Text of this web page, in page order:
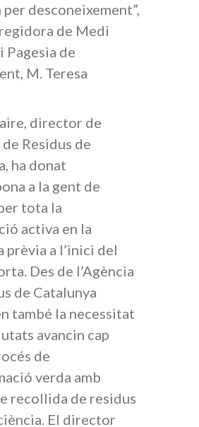
desconeixement”,
de Medi
Pagesia de
M. Teresa
director de
de Residus de
ha donat
a la gent de
tota la
activa en la
prèvia a l’inici del
Des de l’Agència
de Catalunya
també la necessitat
avancin cap
de
verda amb
recollida de residus
El director